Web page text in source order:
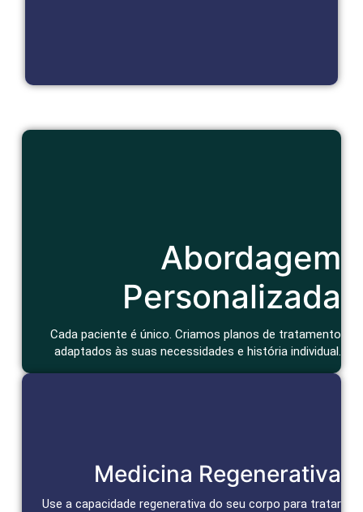
Abordagem
Personalizada
Cada paciente é único. Criamos planos de tratamento
adaptados às suas necessidades e história individual.
contexto de vida e bem-estar geral.
Agendar Consulta
Medicina Regenerativa
Use a capacidade regenerativa do seu corpo para tratar
Reparação e Alívio Duradouro
Células-tronco e bioativos reparam tecidos, aceleram a cura